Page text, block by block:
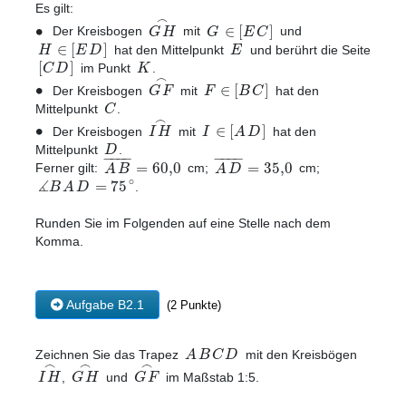
Es gilt:
∙ Der Kreisbogen GH
⌢
mit G ∈ [EC] und
H ∈ [ED] hat den Mittelpunkt E und berührt die Seite
[CD] im Punkt K
∙ Der Kreisbogen GF
⌢
mit F ∈ [BC]
hat den
Mittelpunkt C.
∙ Der Kreisbogen IH
⌢
mit I ∈ [AD]
hat den
Mittelpunkt D.
Ferner gilt: AB
− −
−− =60,0 cm; AD
− −
−− =35,0 cm;
∡BAD =75∘
Runden Sie im Folgenden auf eine Stelle nach dem
Komma.
Aufgabe B2.1 (2 Punkte)
Zeichnen Sie das Trapez ABCD mit den Kreisbögen
IH
⌢
GH
⌢
und GF
⌢
im Maßstab 1:5.